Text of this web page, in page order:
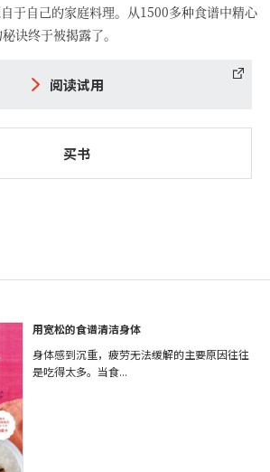
于自己的家庭料理。从1500多种食谱中精心
诀终于被揭露了。
阅读试用
买书
用宽松的食谱清洁身体
身体感到沉重，疲劳无法缓解的主要原因往往
是吃得太多。当食...